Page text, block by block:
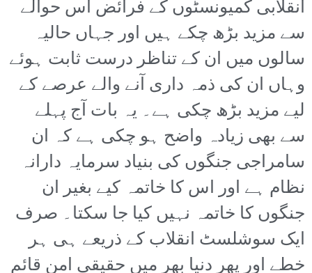
انقلابی کمیونسٹوں کے فرائض اس حوالے
سے مزید بڑھ چکے ہیں اور جہاں حالیہ
سالوں میں ان کے تناظر درست ثابت ہوئے
وہاں ان کی ذمہ داری آنے والے عرصے کے
لیے مزید بڑھ چکی ہے۔ یہ بات آج پہلے
سے بھی زیادہ واضح ہو چکی ہے کہ ان
سامراجی جنگوں کی بنیاد سرمایہ دارانہ
نظام ہے اور اس کا خاتمہ کیے بغیر ان
جنگوں کا خاتمہ نہیں کیا جا سکتا۔ صرف
ایک سوشلسٹ انقلاب کے ذریعے ہی ہر
خطے اور پھر دنیا بھر میں حقیقی امن قائم